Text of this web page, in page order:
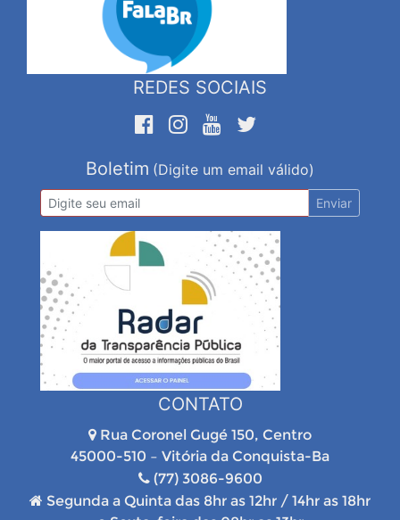
REDES SOCIAIS
Boletim (Digite um email válido)
Enviar
CONTATO
Rua Coronel Gugé 150, Centro
45000-510 – Vitória da Conquista-Ba
(77) 3086-9600
Segunda a Quinta das 8hr as 12hr / 14hr as 18hr